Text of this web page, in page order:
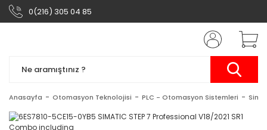
0(216) 305 04 85
Anasayfa Otomasyon Teknolojisi PLC - Otomasyon Sistemleri